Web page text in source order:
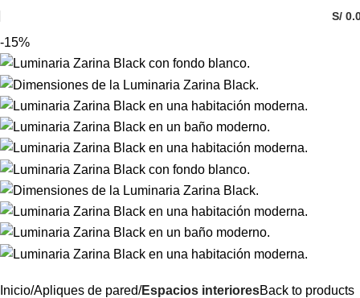
S/
-15%
Inicio Apliques de pared Espacios interioresBack to products